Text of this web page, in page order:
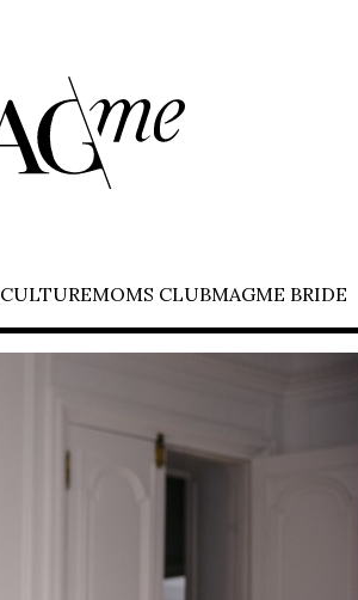
CULTUREMOMS CLUBMAGME BRIDE